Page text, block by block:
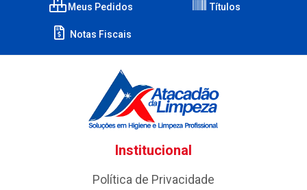
Meus Pedidos Títulos
Notas Fiscais
Institucional
Política de Privacidade